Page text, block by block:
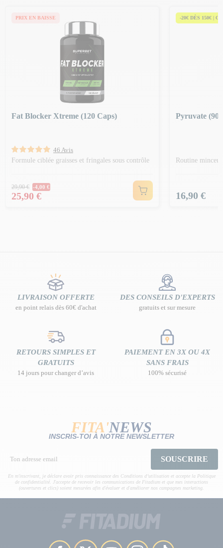
PRIX EN BAISSE
Fat Blocker Xtreme (120 Caps)
46 Avis
Formule ciblée graisses et fringales sous contrôle
Prix Normal
29,90 € -4,00 €
Prix
25,90 €
-20€ DÈS 150€ |
Pyruvate (90
Routine
Prix
16,90 €
LIVRAISON OFFERTE
en point relais dès 60€ d'achat
DES CONSEILS D'EXPERTS
gratuits et sur mesure
RETOURS SIMPLES ET
GRATUITS
14 jours pour changer d’avis
PAIEMENT EN 3X OU 4X
SANS FRAIS
100% sécurisé
FITA'NEWS
INSCRIS-TOI À NOTRE NEWSLETTER
SOUSCRIRE
En m'inscrivant, je déclare avoir pris connaissance des Conditions d’utilisation et accepte la Politique
de confidentialité. J'accepte de recevoir les communications de Fitadium et que mes interactions
(ouvertures et clics) soient mesurées afin d'évaluer et d'améliorer nos campagnes marketing.